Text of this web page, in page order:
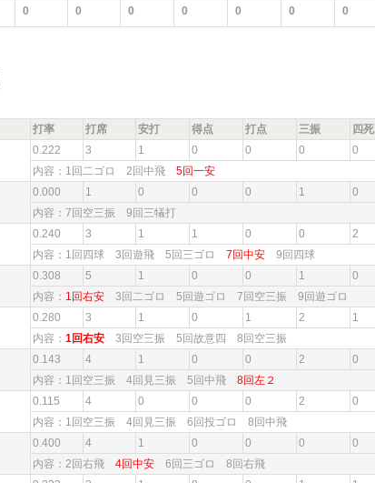
0 0 0 0 0 0 0
打率 打席 安打 得点 打点 三振 四死
0.222 3 1 0 0 0 0
内容：1回二ゴロ 2回中飛 5回一安
0.000 1 0 0 0 1 0
内容：7回空三振 9回三犠打
0.240 3 1 1 0 0 2
内容：1回四球 3回遊飛 5回三ゴロ 7回中安 9回四球
0.308 5 1 0 0 1 0
内容： 1回右安 3回二ゴロ 5回遊ゴロ 7回空三振 9回遊ゴロ
0.280 3 1 0 1 2 1
内容： 1回右安 3回空三振 5回故意四 8回空三振
0.143 4 1 0 0 2 0
内容：1回空三振 4回見三振 5回中飛 8回左２
0.115 4 0 0 0 2 0
内容：1回空三振 4回見三振 6回投ゴロ 8回中飛
0.400 4 1 0 0 0 0
内容：2回右飛 4回中安 6回三ゴロ 8回右飛